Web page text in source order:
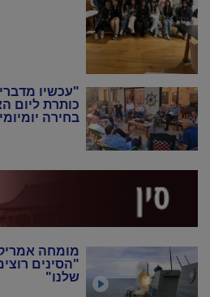
"עכשיו
כותרת ליום
בחירה
מומחה
"הסינים
שלנו"